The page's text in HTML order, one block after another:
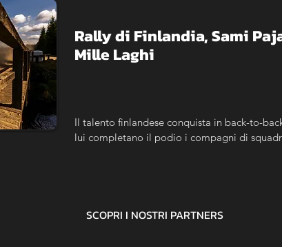
Rally di Finlandia, Sami
Mille Laghi
Il talento finlandese conquista in back-to-
lui completano il podio i compagni di
SCOPRI I NOSTRI PARTNERS